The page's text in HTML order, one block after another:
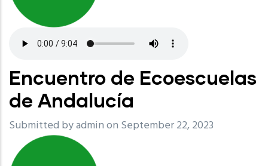
Encuentro de Ecoescuelas
de Andalucía
Submitted byadminon September 22, 2023